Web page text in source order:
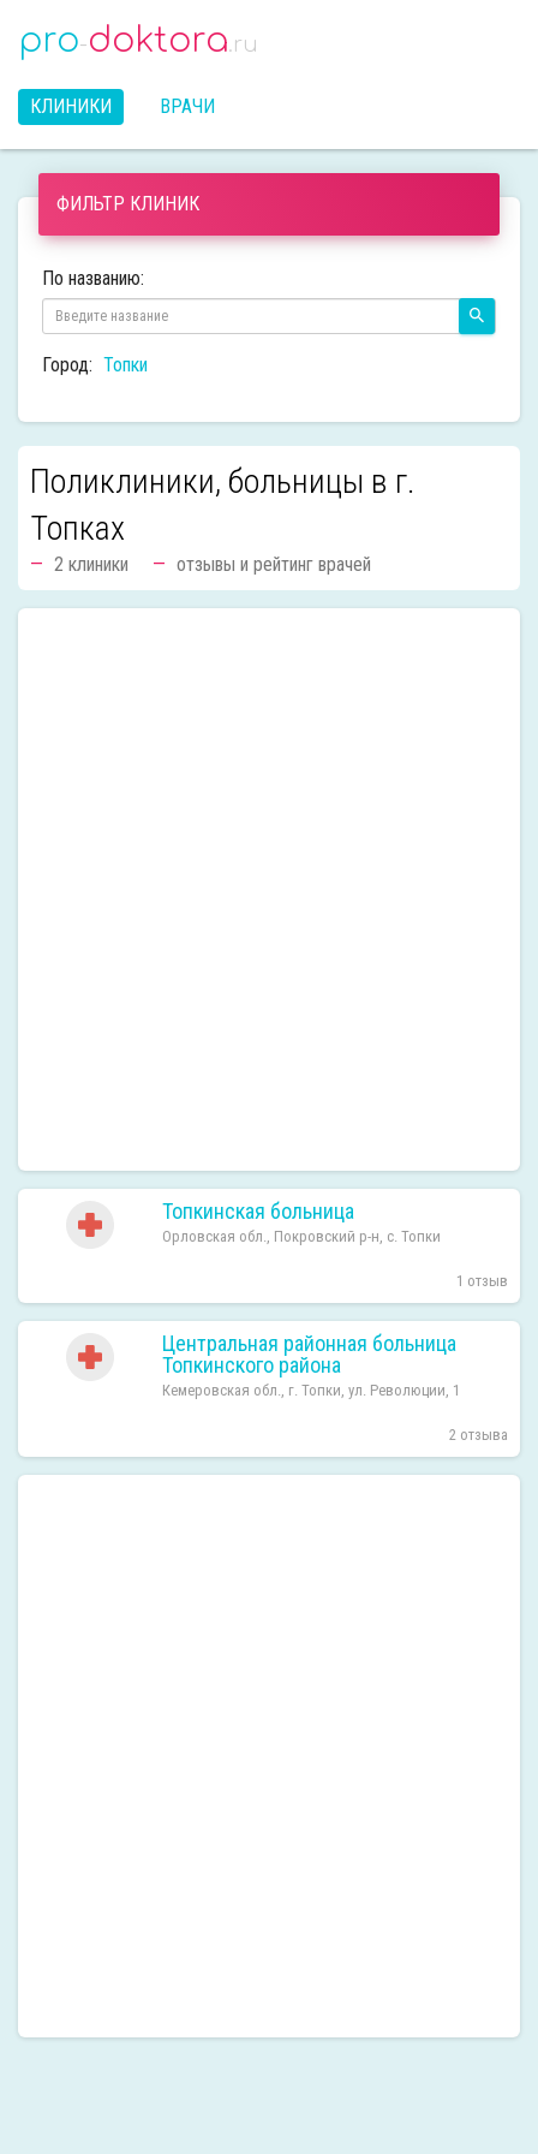
pro-doktora.ru
КЛИНИКИ ВРАЧИ
ФИЛЬТР КЛИНИК
По названию:
Город: Топки
Поликлиники, больницы в г.
Топках
2 клиники отзывы и рейтинг врачей
Топкинская больница
Орловская обл., Покровский р-н, с. Топки
1 отзыв
Центральная районная больница
Топкинского района
Кемеровская обл., г. Топки, ул. Революции, 1
2 отзыва